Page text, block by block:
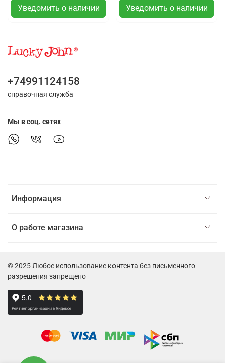
Уведомить о наличии Уведомить о наличии
Информация
О работе магазина
+74991124158
справочная служба
Мы в соц. сетях
© 2025 Любое использование контента без письменного
разрешения запрещено